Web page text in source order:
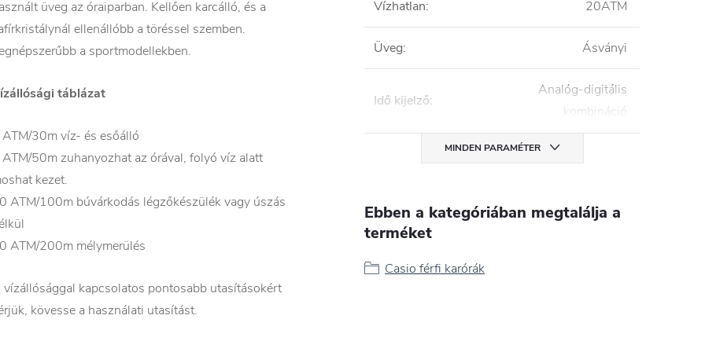
üveg az óraiparban. Kellően karcálló, és a
ellenállóbb a töréssel szemben.
a sportmodellekben.
táblázat
30m víz- és esőálló
50m zuhanyozhat az órával, folyó víz alatt
kezet.
ATM/100m búvárkodás légzőkészülék vagy úszás
ATM/200m mélymerülés
vízállósággal kapcsolatos pontosabb utasításokért
kövesse a használati utasítást.
Vízhatlan: 20ATM
Üveg: Ásványi
Idő kijelző:
Analóg-digitális
kombináció
MINDEN PARAMÉTER
Ebben a kategóriában megtalálja a
terméket
Casio férfi karórák